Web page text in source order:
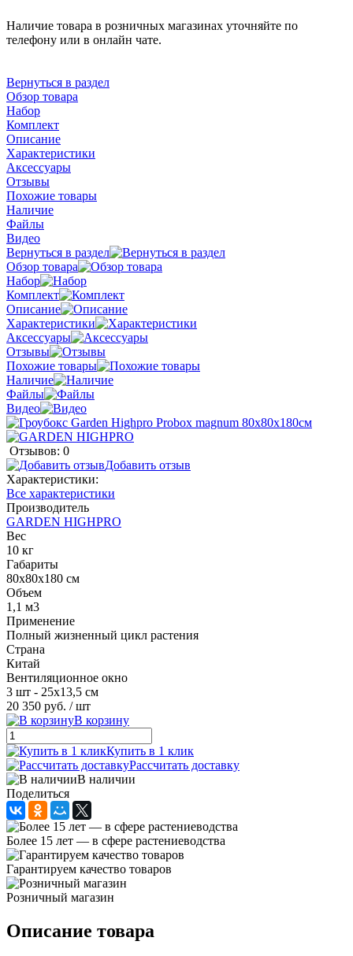
Наличие товара в розничных магазинах уточняйте по
телефону или в онлайн чате.
Вернуться в раздел
Обзор товара
Набор
Комплект
Описание
Характеристики
Аксессуары
Отзывы
Похожие товары
Наличие
Файлы
Видео
Вернуться в раздел
Обзор товара
Набор
Комплект
Описание
Характеристики
Аксессуары
Отзывы
Похожие товары
Наличие
Файлы
Видео
Отзывов: 0
Добавить отзыв
Характеристики:
Все характеристики
Производитель
GARDEN HIGHPRO
Вес
10 кг
Габариты
80х80х180 см
Объем
1,1 м3
Применение
Полный жизненный цикл растения
Страна
Китай
Вентиляционное окно
3 шт - 25х13,5 см
20 350 руб. / шт
В корзину
Купить в 1 клик
Рассчитать доставку
В наличии
Поделиться
Более 15 лет — в сфере растениеводства
Гарантируем качество товаров
Розничный магазин
Описание товара